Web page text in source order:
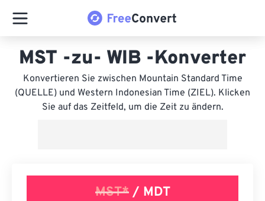
MST -zu- WIB -Konverter
Konvertieren Sie zwischen Mountain Standard Time
(QUELLE) und Western Indonesian Time (ZIEL). Klicken
Sie auf das Zeitfeld, um die Zeit zu ändern.
MST*/ MDT